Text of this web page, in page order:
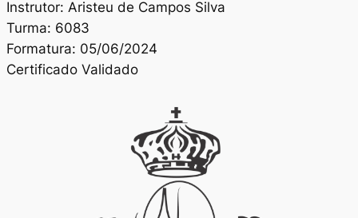
Instrutor: Aristeu de Campos Silva
Turma: 6083
Formatura: 05/06/2024
Certificado Validado